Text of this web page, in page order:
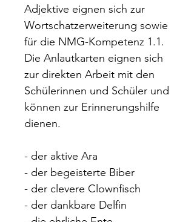
Adjektive eignen sich zur
Wortschatzerweiterung sowie
für die NMG-Kompetenz 1.1.
Die Anlautkarten eignen sich
zur direkten Arbeit mit den
Schülerinnen und Schüler und
können zur Erinnerungshilfe
dienen.
- der aktive Ara
- der begeisterte Biber
- der clevere Clownfisch
- der dankbare Delfin